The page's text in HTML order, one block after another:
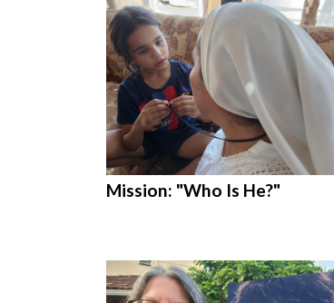
Mission: "Who Is He?"